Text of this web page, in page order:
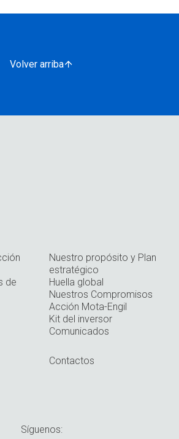
Volver arriba
de
Nuestro propósito y Plan
estratégico
Huella global
Nuestros Compromisos
Acción Mota-Engil
Kit del inversor
Comunicados
Contactos
Síguenos: